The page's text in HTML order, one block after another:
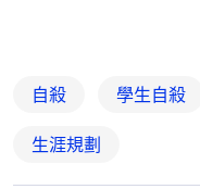
自殺 學生自殺
生涯規劃